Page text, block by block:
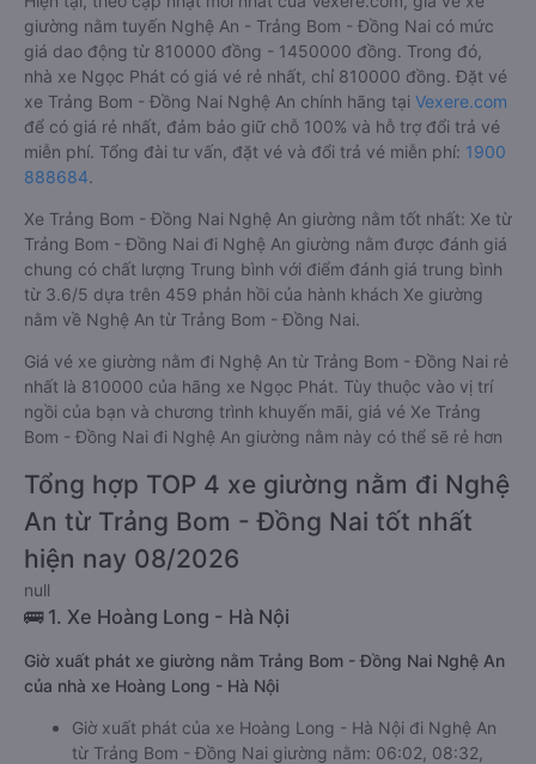
giường nằm tuyến Nghệ An - Trảng Bom - Đồng Nai có mức
giá dao động từ 810000 đồng - 1450000 đồng. Trong đó,
nhà xe Ngọc Phát có giá vé rẻ nhất, chỉ 810000 đồng. Đặt vé
xe Trảng Bom - Đồng Nai Nghệ An chính hãng tại Vexere.com
để có giá rẻ nhất, đảm bảo giữ chỗ 100% và hỗ trợ đổi trả vé
miễn phí. Tổng đài tư vấn, đặt vé và đổi trả vé miễn phí: 1900
888684.
Xe Trảng Bom - Đồng Nai Nghệ An giường nằm tốt nhất: Xe từ
Trảng Bom - Đồng Nai đi Nghệ An giường nằm được đánh giá
chung có chất lượng Trung bình với điểm đánh giá trung bình
từ 3.6/5 dựa trên 459 phản hồi của hành khách Xe giường
nằm về Nghệ An từ Trảng Bom - Đồng Nai.
Giá vé xe giường nằm đi Nghệ An từ Trảng Bom - Đồng Nai rẻ
nhất là 810000 của hãng xe Ngọc Phát. Tùy thuộc vào vị trí
ngồi của bạn và chương trình khuyến mãi, giá vé Xe Trảng
Bom - Đồng Nai đi Nghệ An giường nằm này có thể sẽ rẻ hơn
Tổng hợp TOP 4 xe giường nằm đi Nghệ
An từ Trảng Bom - Đồng Nai tốt nhất
hiện nay 08/2026
null
🚌 1. Xe Hoàng Long - Hà Nội
Giờ xuất phát xe giường nằm Trảng Bom - Đồng Nai Nghệ An
của nhà xe Hoàng Long - Hà Nội
Giờ xuất phát của xe Hoàng Long - Hà Nội đi Nghệ An
từ Trảng Bom - Đồng Nai giường nằm: 06:02, 08:32,